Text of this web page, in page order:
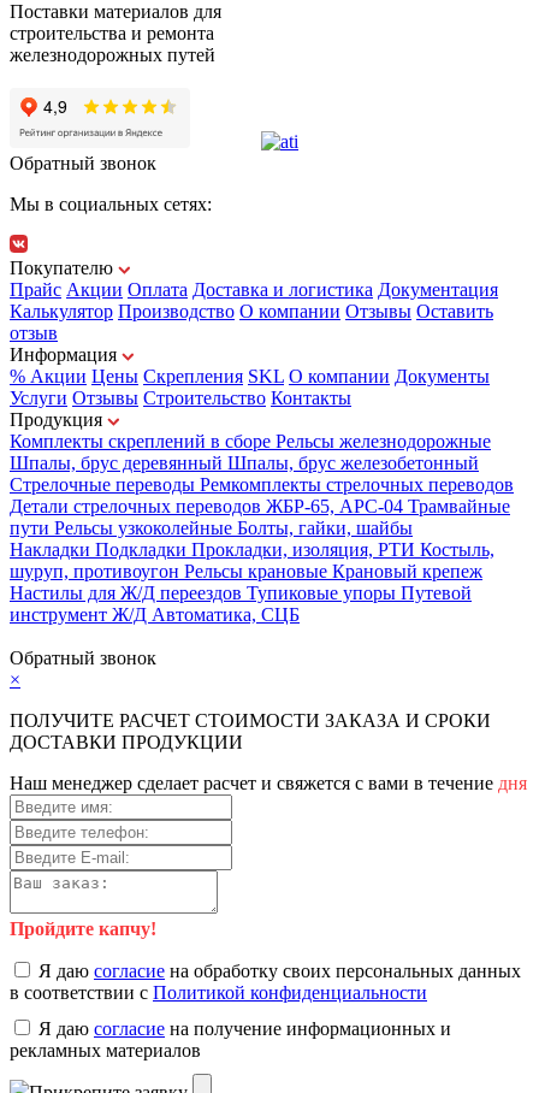
Поставки материалов для
строительства и ремонта
железнодорожных путей
Обратный звонок
Мы в социальных сетях:
Покупателю
Прайс Акции Оплата Доставка и логистика Документация
Калькулятор Производство О компании Отзывы Оставить
отзыв
Информация
% Акции Цены Скрепления SKL О компании Документы
Услуги Отзывы Строительство Контакты
Продукция
Комплекты скреплений в сборе Рельсы железнодорожные
Шпалы, брус деревянный Шпалы, брус железобетонный
Стрелочные переводы Ремкомплекты стрелочных переводов
Детали стрелочных переводов ЖБР-65, АРС-04 Трамвайные
пути Рельсы узкоколейные Болты, гайки, шайбы
Накладки Подкладки Прокладки, изоляция, РТИ Костыль,
шуруп, противоугон Рельсы крановые Крановый крепеж
Настилы для Ж/Д переездов Тупиковые упоры Путевой
инструмент Ж/Д Автоматика, СЦБ
Обратный звонок
×
ПОЛУЧИТЕ РАСЧЕТ СТОИМОСТИ ЗАКАЗА И СРОКИ
ДОСТАВКИ ПРОДУКЦИИ
Наш менеджер сделает расчет и свяжется с вами в течение дня
Пройдите капчу!
Я даю согласие на обработку своих персональных данных
в соответствии с Политикой конфиденциальности
Я даю согласие на получение информационных и
рекламных материалов